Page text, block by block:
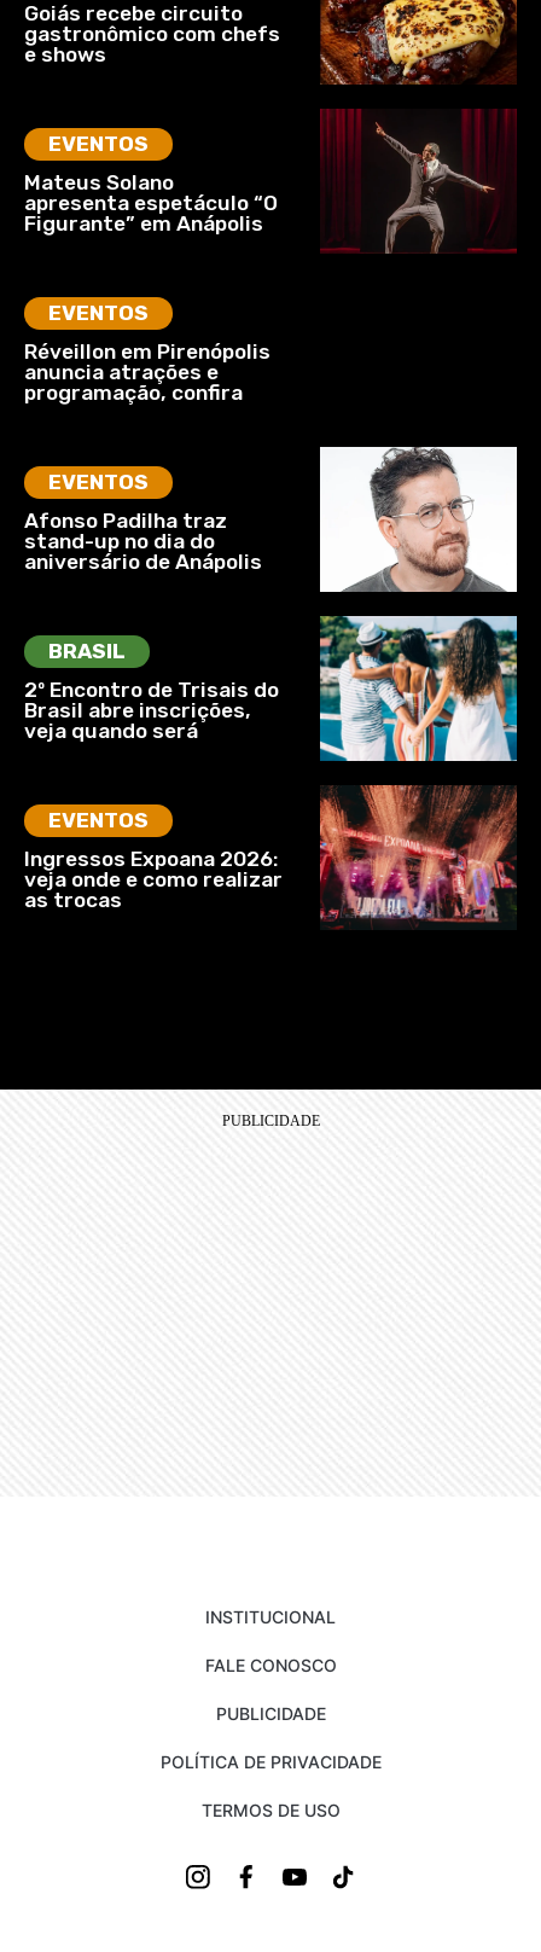
Goiás recebe circuito
gastronômico com chefs
e shows
EVENTOS
Mateus Solano
apresenta espetáculo “O
Figurante” em Anápolis
EVENTOS
Réveillon em Pirenópolis
anuncia atrações e
programação, confira
EVENTOS
Afonso Padilha traz
stand-up no dia do
aniversário de Anápolis
BRASIL
2º Encontro de Trisais do
Brasil abre inscrições,
veja quando será
EVENTOS
Ingressos Expoana 2026:
veja onde e como realizar
as trocas
INSTITUCIONAL
FALE CONOSCO
PUBLICIDADE
POLÍTICA DE PRIVACIDADE
TERMOS DE USO